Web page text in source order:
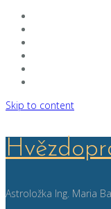
Skip to content
Astroložka Ing. Maria